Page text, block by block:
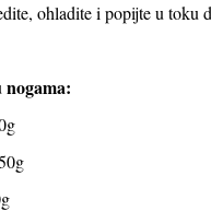
ohladite i popijte u toku